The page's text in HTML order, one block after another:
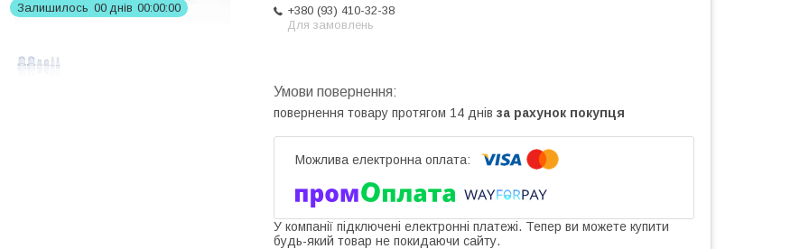
Залишилось 00 днів 00 00 00
+380 (93) 410-32-38
Для замовлень
повернення товару протягом 14 днів за рахунок покупця
У компанії підключені електронні платежі. Тепер ви можете купити
будь-який товар не покидаючи сайту.